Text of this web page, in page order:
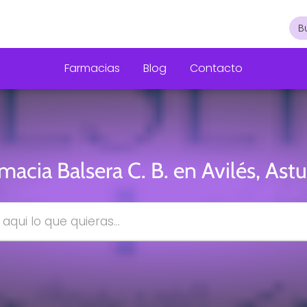
Farmacias Blog Contacto
Balsera C. B. en Avilés,